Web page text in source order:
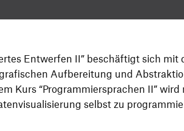
Entwerfen II” beschäftigt sich mit
Aufbereitung und
Kurs “Programmiersprachen II” wird
selbst zu